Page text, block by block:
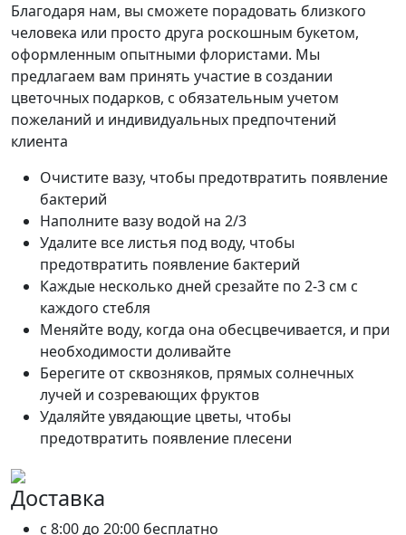
Благодаря нам, вы сможете порадовать близкого
человека или просто друга роскошным букетом,
оформленным опытными флористами. Мы
предлагаем вам принять участие в создании
цветочных подарков, с обязательным учетом
пожеланий и индивидуальных предпочтений
клиента
Очистите вазу, чтобы предотвратить появление
бактерий
Наполните вазу водой на 2/3
Удалите все листья под воду, чтобы
предотвратить появление бактерий
Каждые несколько дней срезайте по 2-3 см с
каждого стебля
Меняйте воду, когда она обесцвечивается, и при
необходимости доливайте
Берегите от сквозняков, прямых солнечных
лучей и созревающих фруктов
Удаляйте увядающие цветы, чтобы
предотвратить появление плесени
Доставка
c 8:00 до 20:00 бесплатно